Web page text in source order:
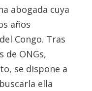
abogada cuya
años
Congo. Tras
de ONGs,
se dispone a
ella